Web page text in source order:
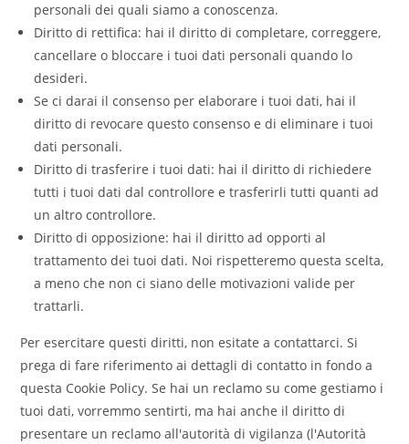
personali dei quali siamo a conoscenza.
Diritto di rettifica: hai il diritto di completare, correggere,
cancellare o bloccare i tuoi dati personali quando lo
desideri.
Se ci darai il consenso per elaborare i tuoi dati, hai il
diritto di revocare questo consenso e di eliminare i tuoi
dati personali.
Diritto di trasferire i tuoi dati: hai il diritto di richiedere
tutti i tuoi dati dal controllore e trasferirli tutti quanti ad
un altro controllore.
Diritto di opposizione: hai il diritto ad opporti al
trattamento dei tuoi dati. Noi rispetteremo questa scelta,
a meno che non ci siano delle motivazioni valide per
trattarli.
Per esercitare questi diritti, non esitate a contattarci. Si
prega di fare riferimento ai dettagli di contatto in fondo a
questa Cookie Policy. Se hai un reclamo su come gestiamo i
tuoi dati, vorremmo sentirti, ma hai anche il diritto di
presentare un reclamo all'autorità di vigilanza (l'Autorità